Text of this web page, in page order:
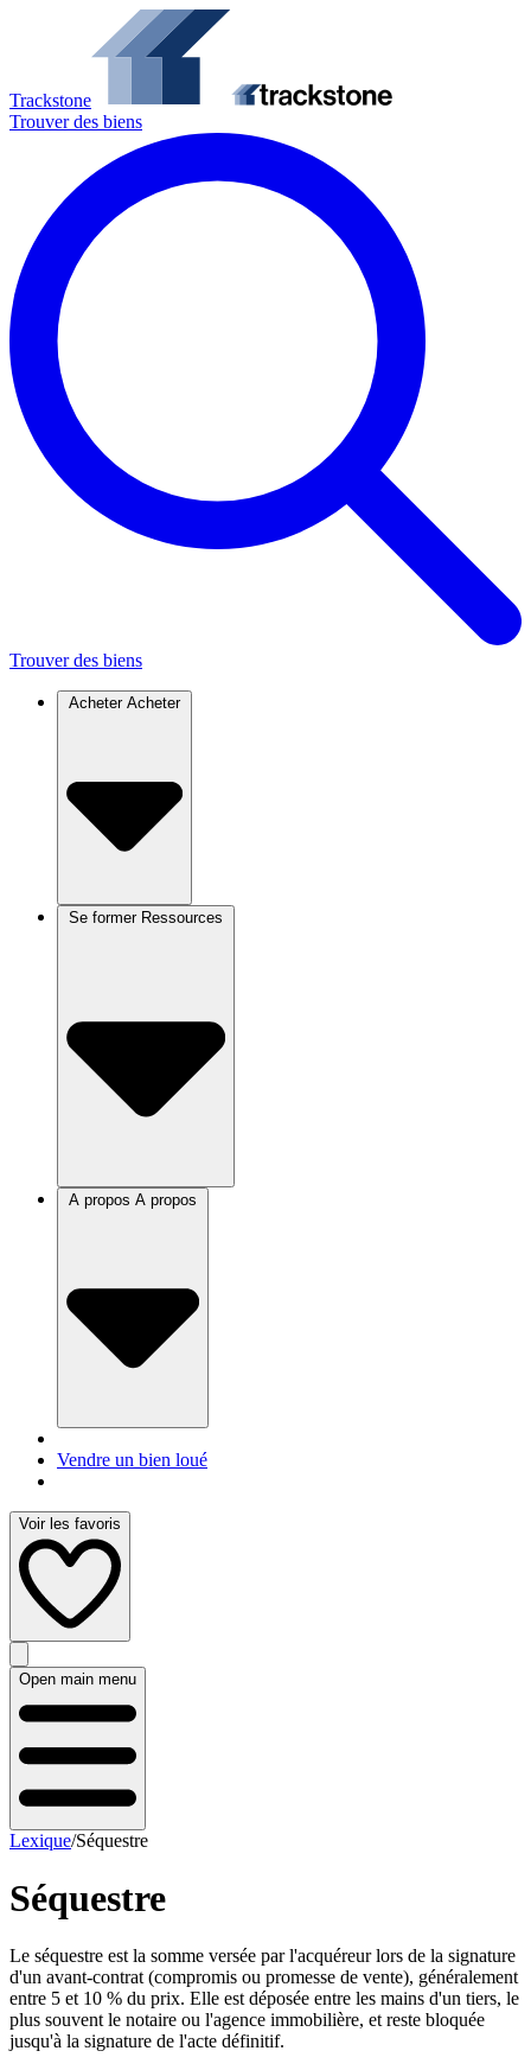
Trackstone
Trouver des biens
Trouver des biens
Acheter Acheter
Se former
A propos
Vendre un bien loué
Voir les favoris
Open main menu
Lexique/Séquestre
Séquestre
Le séquestre est la somme versée par l'acquéreur lors de la signature
d'un avant-contrat (compromis ou promesse de vente), généralement
entre 5 et 10 % du prix. Elle est déposée entre les mains d'un tiers, le
plus souvent le notaire ou l'agence immobilière, et reste bloquée
jusqu'à la signature de l'acte définitif.